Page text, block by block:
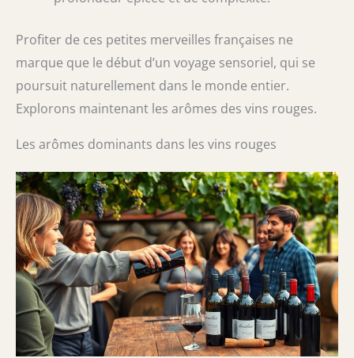
Profiter de ces petites merveilles françaises ne
marque que le début d’un voyage sensoriel, qui se
poursuit naturellement dans le monde entier.
Explorons maintenant les arômes des vins rouges.
Les arômes dominants dans les vins rouges